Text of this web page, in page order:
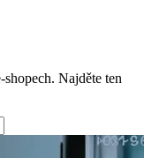
Najděte ten